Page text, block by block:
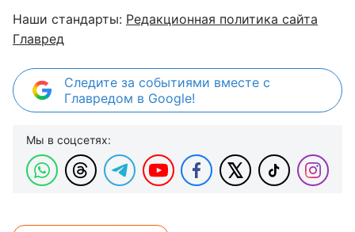
Наши стандарты: Редакционная политика сайта
Главред
Следите за событиями вместе с
Главредом в Google!
Мы в соцсетях: